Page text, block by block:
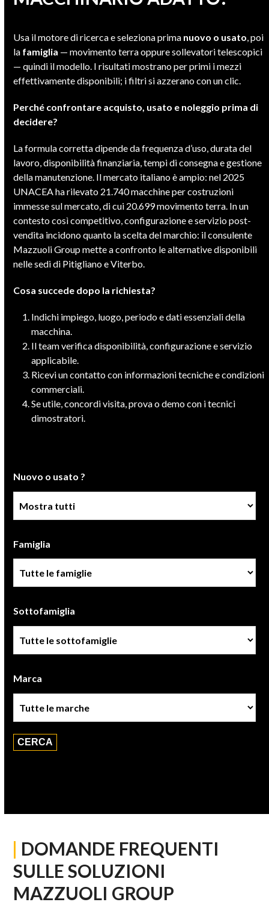
Usa il motore di ricerca e seleziona prima nuovo o usato, poi
la famiglia — movimento terra oppure sollevatori telescopici
— quindi il modello. I risultati mostrano per primi i mezzi
effettivamente disponibili; i filtri si azzerano con un clic.
Perché confrontare acquisto, usato e noleggio prima di
decidere?
La formula corretta dipende da frequenza d’uso, durata del
lavoro, disponibilità finanziaria, tempi di consegna e gestione
della manutenzione. Il mercato italiano è ampio: nel 2025
UNACEA ha rilevato 21.740 macchine per costruzioni
immesse sul mercato, di cui 20.699 movimento terra. In un
contesto così competitivo, configurazione e servizio post-
vendita incidono quanto la scelta del marchio: il consulente
Mazzuoli Group mette a confronto le alternative disponibili
nelle sedi di Pitigliano e Viterbo.
Cosa succede dopo la richiesta?
Indichi impiego, luogo, periodo e dati essenziali della
macchina.
Il team verifica disponibilità, configurazione e servizio
applicabile.
Ricevi un contatto con informazioni tecniche e condizioni
commerciali.
Se utile, concordi visita, prova o demo con i tecnici
dimostratori.
Nuovo o usato ?
Famiglia
Sottofamiglia
Marca
| DOMANDE FREQUENTI
SULLE SOLUZIONI
MAZZUOLI GROUP